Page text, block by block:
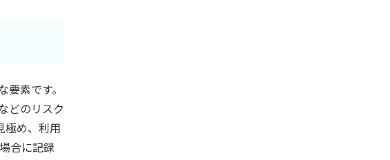
素です。
どのリスク
極め、利用
合に記録